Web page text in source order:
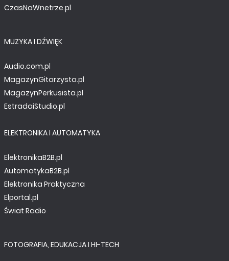
CzasNaWnetrze.pl
MUZYKA I DŹWIĘK
Audio.com.pl
MagazynGitarzysta.pl
MagazynPerkusista.pl
EstradaiStudio.pl
ELEKTRONIKA I AUTOMATYKA
ElektronikaB2B.pl
AutomatykaB2B.pl
Elektronika Praktyczna
Elportal.pl
Świat Radio
FOTOGRAFIA, EDUKACJA I HI-TECH